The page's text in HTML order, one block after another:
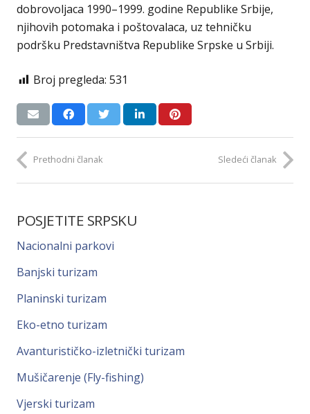
dobrovoljaca 1990–1999. godine Republike Srbije,
njihovih potomaka i poštovalaca, uz tehničku
podršku Predstavništva Republike Srpske u Srbiji.
Broj pregleda: 531
Prethodni članak Sledeći članak
POSJETITE SRPSKU
Nacionalni parkovi
Banjski turizam
Planinski turizam
Eko-etno turizam
Avanturističko-izletnički turizam
Mušičarenje (Fly-fishing)
Vjerski turizam